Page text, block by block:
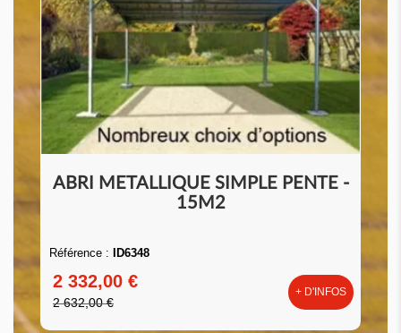
ABRI METALLIQUE SIMPLE PENTE -
15M2
Référence : ID6348
2 332,00 €
2 632,00 €
+ D'INFOS